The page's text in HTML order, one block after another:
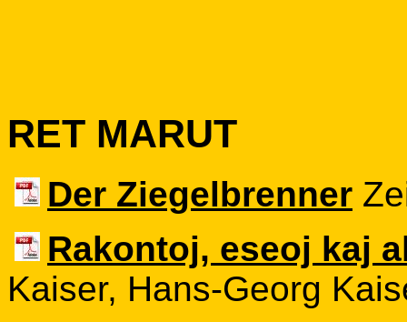
RET MARUT
Der Ziegelbrenner
Rakontoj, eseoj kaj
Kaiser, Hans-Georg